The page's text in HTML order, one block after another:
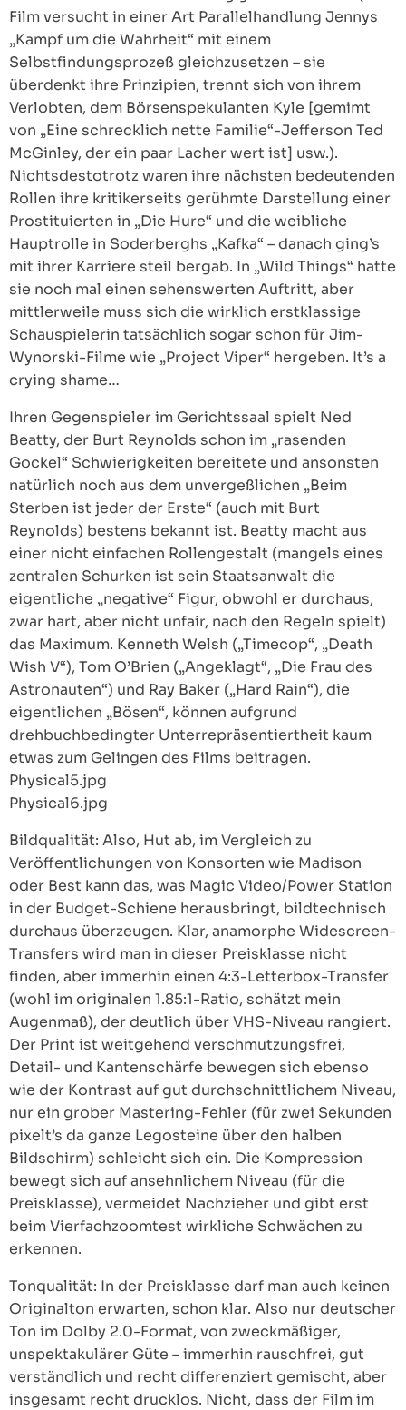
Film versucht in einer Art Parallelhandlung Jennys
„Kampf um die Wahrheit“ mit einem
Selbstfindungsprozeß gleichzusetzen – sie
überdenkt ihre Prinzipien, trennt sich von ihrem
Verlobten, dem Börsenspekulanten Kyle [gemimt
von „Eine schrecklich nette Familie“-Jefferson Ted
McGinley, der ein paar Lacher wert ist] usw.).
Nichtsdestotrotz waren ihre nächsten bedeutenden
Rollen ihre kritikerseits gerühmte Darstellung einer
Prostituierten in „Die Hure“ und die weibliche
Hauptrolle in Soderberghs „Kafka“ – danach ging’s
mit ihrer Karriere steil bergab. In „Wild Things“ hatte
sie noch mal einen sehenswerten Auftritt, aber
mittlerweile muss sich die wirklich erstklassige
Schauspielerin tatsächlich sogar schon für Jim-
Wynorski-Filme wie „Project Viper“ hergeben. It’s a
crying shame…
Ihren Gegenspieler im Gerichtssaal spielt Ned
Beatty, der Burt Reynolds schon im „rasenden
Gockel“ Schwierigkeiten bereitete und ansonsten
natürlich noch aus dem unvergeßlichen „Beim
Sterben ist jeder der Erste“ (auch mit Burt
Reynolds) bestens bekannt ist. Beatty macht aus
einer nicht einfachen Rollengestalt (mangels eines
zentralen Schurken ist sein Staatsanwalt die
eigentliche „negative“ Figur, obwohl er durchaus,
zwar hart, aber nicht unfair, nach den Regeln spielt)
das Maximum. Kenneth Welsh („Timecop“, „Death
Wish V“), Tom O’Brien („Angeklagt“, „Die Frau des
Astronauten“) und Ray Baker („Hard Rain“), die
eigentlichen „Bösen“, können aufgrund
drehbuchbedingter Unterrepräsentiertheit kaum
etwas zum Gelingen des Films beitragen.
Physical5.jpg
Physical6.jpg
Bildqualität: Also, Hut ab, im Vergleich zu
Veröffentlichungen von Konsorten wie Madison
oder Best kann das, was Magic Video/Power Station
in der Budget-Schiene herausbringt, bildtechnisch
durchaus überzeugen. Klar, anamorphe Widescreen-
Transfers wird man in dieser Preisklasse nicht
finden, aber immerhin einen 4:3-Letterbox-Transfer
(wohl im originalen 1.85:1-Ratio, schätzt mein
Augenmaß), der deutlich über VHS-Niveau rangiert.
Der Print ist weitgehend verschmutzungsfrei,
Detail- und Kantenschärfe bewegen sich ebenso
wie der Kontrast auf gut durchschnittlichem Niveau,
nur ein grober Mastering-Fehler (für zwei Sekunden
pixelt’s da ganze Legosteine über den halben
Bildschirm) schleicht sich ein. Die Kompression
bewegt sich auf ansehnlichem Niveau (für die
Preisklasse), vermeidet Nachzieher und gibt erst
beim Vierfachzoomtest wirkliche Schwächen zu
erkennen.
Tonqualität: In der Preisklasse darf man auch keinen
Originalton erwarten, schon klar. Also nur deutscher
Ton im Dolby 2.0-Format, von zweckmäßiger,
unspektakulärer Güte – immerhin rauschfrei, gut
verständlich und recht differenziert gemischt, aber
insgesamt recht drucklos. Nicht, dass der Film im